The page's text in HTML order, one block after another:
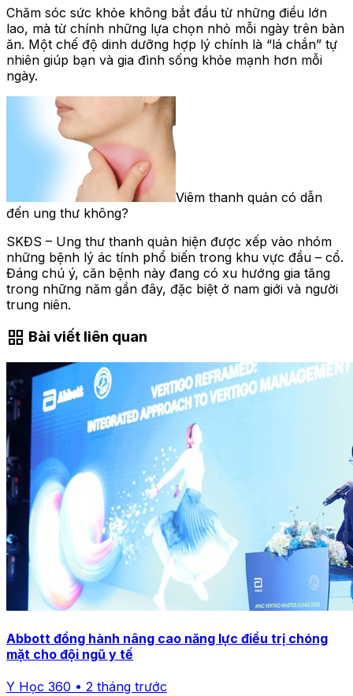
Chăm sóc sức khỏe không bắt đầu từ những điều lớn
lao, mà từ chính những lựa chọn nhỏ mỗi ngày trên bàn
ăn. Một chế độ dinh dưỡng hợp lý chính là “lá chắn” tự
nhiên giúp bạn và gia đình sống khỏe mạnh hơn mỗi
ngày.
Viêm thanh quản có dẫn
đến ung thư không?
SKĐS – Ung thư thanh quản hiện được xếp vào nhóm
những bệnh lý ác tính phổ biến trong khu vực đầu – cổ.
Đáng chú ý, căn bệnh này đang có xu hướng gia tăng
trong những năm gần đây, đặc biệt ở nam giới và người
trung niên.
grid_view Bài viết liên quan
Abbott đồng hành nâng cao năng lực điều trị chóng
mặt cho đội ngũ y tế
Y Học 360 • 2 tháng trước